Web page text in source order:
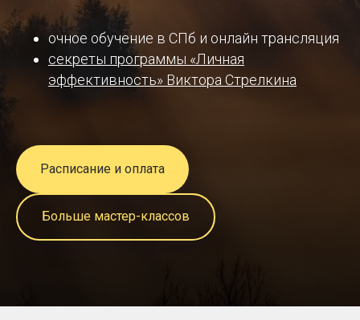
СПб
Центр
НЛП
очное обучение в СПб и онлайн трансляция
секреты программы «Личная
эффективность» Виктора Стрелкина
Расписание и оплата
Больше мастер-классов